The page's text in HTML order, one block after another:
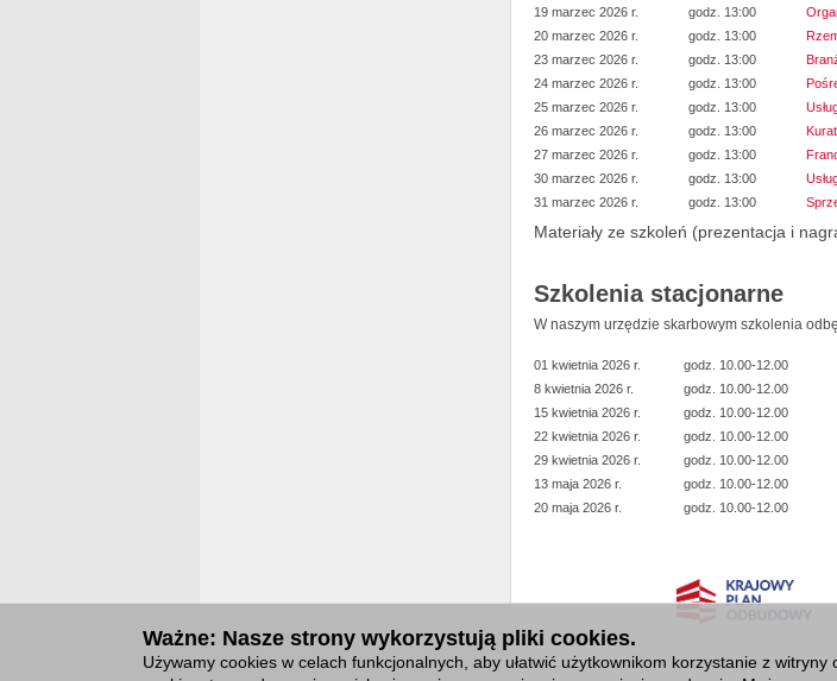
19 marzec 2026 r.
godz. 13:00
20 marzec 2026 r.
godz. 13:00
23 marzec 2026 r.
godz. 13:00
24 marzec 2026 r.
godz. 13:00
25 marzec 2026 r.
godz. 13:00
26 marzec 2026 r.
godz. 13:00
27 marzec 2026 r.
godz. 13:00
30 marzec 2026 r.
godz. 13:00
31 marzec 2026 r.
godz. 13:00
Materiały ze szkoleń (prezentacja i
Szkolenia stacjonarne
W naszym urzędzie skarbowym szkolenia
01 kwietnia 2026 r. godz. 10.00-12.00
8 kwietnia 2026 r.
godz. 10.00-12.00
15 kwietnia 2026 r.
godz. 10.00-12.00
22 kwietnia 2026 r.
godz. 10.00-12.00
29 kwietnia 2026 r.
godz. 10.00-12.00
13 maja 2026 r.
godz. 10.00-12.00
20 maja 2026 r.
godz. 10.00-12.00
Ważne: Nasze strony wykorzystują pliki cookies.
Używamy cookies w celach funkcjonalnych, aby ułatwić użytkownikom korzystanie z